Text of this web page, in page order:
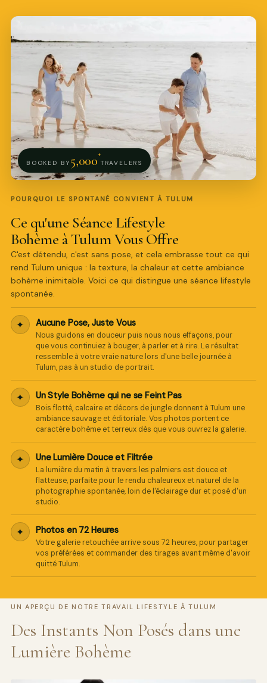
BOOKED BY 5,000+
TRAVELERS
POURQUOI LE SPONTANÉ CONVIENT À TULUM
Ce qu'une Séance Lifestyle
Bohème à Tulum Vous Offre
C'est détendu, c'est sans pose, et cela embrasse tout ce qui
rend Tulum unique : la texture, la chaleur et cette ambiance
bohème inimitable. Voici ce qui distingue une séance lifestyle
spontanée.
✦ Aucune Pose, Juste Vous
Nous guidons en douceur puis nous nous effaçons, pour
que vous continuiez à bouger, à parler et à rire. Le résultat
ressemble à votre vraie nature lors d'une belle journée à
Tulum, pas à un studio de portrait.
✦ Un Style Bohème qui ne se Feint Pas
Bois flotté, calcaire et décors de jungle donnent à Tulum une
ambiance sauvage et éditoriale. Vos photos portent ce
caractère bohème et terreux dès que vous ouvrez la galerie.
✦ Une Lumière Douce et Filtrée
La lumière du matin à travers les palmiers est douce et
flatteuse, parfaite pour le rendu chaleureux et naturel de la
photographie spontanée, loin de l'éclairage dur et posé d'un
studio.
✦ Photos en 72 Heures
Votre galerie retouchée arrive sous 72 heures, pour partager
vos préférées et commander des tirages avant même d'avoir
quitté Tulum.
UN APERÇU DE NOTRE TRAVAIL LIFESTYLE À TULUM
Des Instants Non Posés dans une
Lumière Bohème
Pro Art Photographers